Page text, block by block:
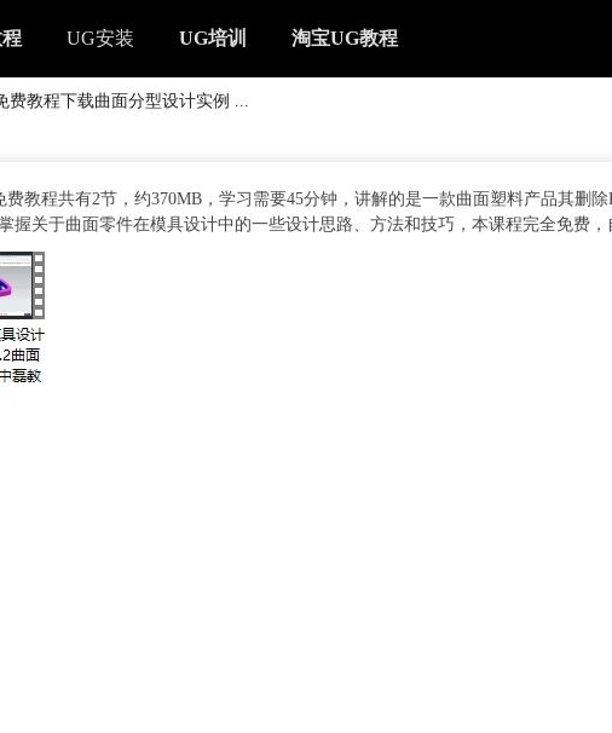
UG安装 UG培训 淘宝UG教程
费教程下载曲面分型设计实例 ...
教程共有2节，约370MB，学习需要45分钟，讲解的是一款曲面塑料产品其删除
关于曲面零件在模具设计中的一些设计思路、方法和技巧，本课程完全免费，